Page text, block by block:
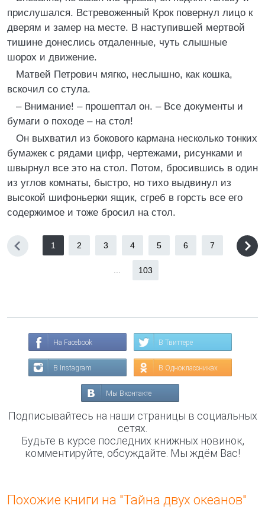
прислушался. Встревоженный Крок повернул лицо к
дверям и замер на месте. В наступившей мертвой
тишине донеслись отдаленные, чуть слышные
шорох и движение.
Матвей Петрович мягко, неслышно, как кошка,
вскочил со стула.
– Внимание! – прошептал он. – Все документы и
бумаги о походе – на стол!
Он выхватил из бокового кармана несколько тонких
бумажек с рядами цифр, чертежами, рисунками и
швырнул все это на стол. Потом, бросившись в один
из углов комнаты, быстро, но тихо выдвинул из
высокой шифоньерки ящик, сгреб в горсть все его
содержимое и тоже бросил на стол.
1 2 3 4 5 6 7
103
На Facebook В Твиттере
В Instagram В Одноклассниках
Мы Вконтакте
Подписывайтесь на наши страницы в социальных
сетях.
Будьте в курсе последних книжных новинок,
комментируйте, обсуждайте. Мы ждём Вас!
Похожие книги на "Тайна двух океанов"